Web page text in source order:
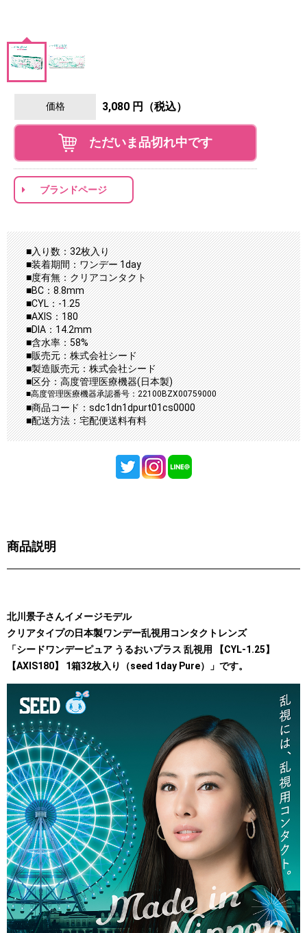
価格 3,080 円（税込）
ただいま品切れ中です
ブランドページ
■入り数：32枚入り
■装着期間：ワンデー 1day
■度有無：クリアコンタクト
■BC：8.8mm
■CYL：-1.25
■AXIS：180
■DIA：14.2mm
■含水率：58%
■販売元：株式会社シード
■製造販売元：株式会社シード
■区分：高度管理医療機器(日本製)
■高度管理医療機器承認番号：22100BZX00759000
■商品コード：sdc1dn1dpurt01cs0000
■配送方法：宅配便送料有料
商品説明
北川景子さんイメージモデル
クリアタイプの日本製ワンデー乱視用コンタクトレンズ
「シードワンデーピュア うるおいプラス 乱視用 【CYL-1.25】
【AXIS180】 1箱32枚入り（seed 1day Pure）」です。